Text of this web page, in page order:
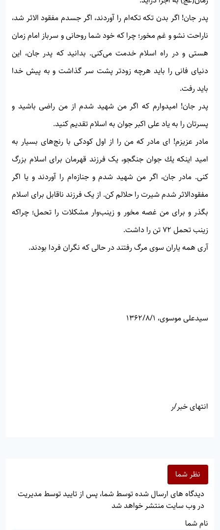
پدر جان! اگر بدن تكه تكه‌ام را آوردند، اگر جسدم مفقود الاثر شد،
ناراحت نشو و غم مخور؛ چرا كه خود شما روحانی و سرباز امام زمان
هستی و در راه اسلام خدمت می‌كنی. بدانيد كه پدر جان، اين
دنيای فانی را بايد هرچه زودتر پشت سر گذاشت و به پيش خدا
بايد رفت.
پدر جان! اميدوارم كه اگر من شهيد شدم از من راضی باشيد و
پسرتان را به ياد علی اكبر جوان به اسلام تقديم كنيد.
مادر عزيزم! ای مادر كه من را از اول كودكی با رنج‌های بسيار به
اميد اينكه يك جوان جنگجو، يک فرزند قهرمان برای اسلام بزرگ
كنی. مادر جان، اگر من شهيد شدم و جنازه‌ام را آوردند و يا اگر
مفقودالاثر شدم شيرت را حلالم كن. از يک فرزند ناقابل برای اسلام
بگذر و برای من غصه مخور و زينب‌وار مشكلات را تحمل؛ چراكه
زينب تحمل 72 تن را داشت.
آری همه ياران سوی مرگ رفتند در حالی كه نگران فردا بودند.
سیدعلی موسوی، 1362/8/1
انتهای خبر/ر
نظر شما
دیدگاه های ارسال شده توسط شما، پس از تایید توسط مدیریت
در وب سایت منتشر خواهد شد
نام شما